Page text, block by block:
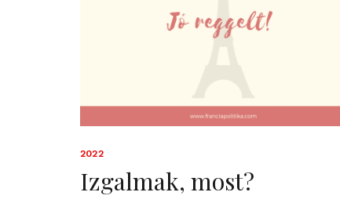
2022
Izgalmak, most?